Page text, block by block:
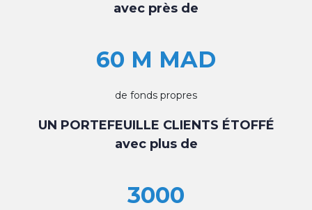
avec près de
60 M MAD
de fonds propres
UN PORTEFEUILLE CLIENTS ÉTOFFÉ
avec plus de
3000